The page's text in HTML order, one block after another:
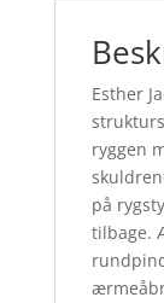
Esther
ryggen
på
tilbage.